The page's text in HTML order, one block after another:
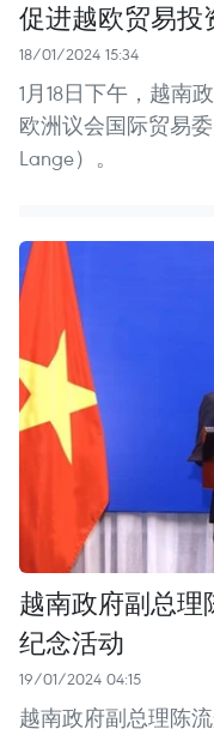
促进越欧贸易投
18/01/2024 15:34
1月18日下午，越南
欧洲议会国际贸易
Lange）。
越南政府副总理
纪念活动
19/01/2024 04:15
越南政府副总理陈